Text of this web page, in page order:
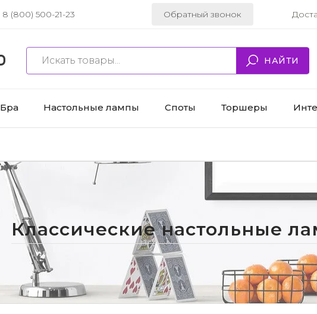
8 (800) 500-21-23 Обратный звонок
НАЙТИ
Бра Настольные лампы Споты Торшеры
Классические настольные